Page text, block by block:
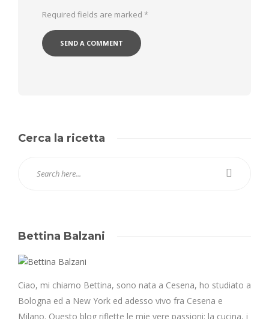
Required fields are marked *
Cerca la ricetta
Bettina Balzani
Ciao, mi chiamo Bettina, sono nata a Cesena, ho studiato a
Bologna ed a New York ed adesso vivo fra Cesena e
Milano. Questo blog riflette le mie vere passioni: la cucina, i